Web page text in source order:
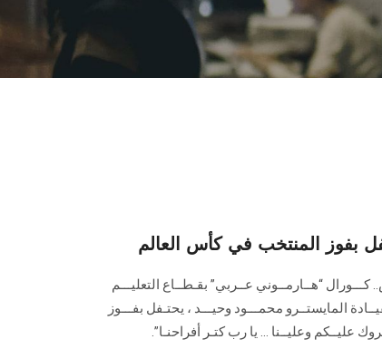
بفوز المنتخب في كأس العالم
“هــارمــوني عــربي” بقـطــاع التعليـــم
المايستــرو محمـــود وحيـــد ، يحتـفل بفـــوز
عليــكم وعليــنا … يا رب كتـر أفراحنـا”.